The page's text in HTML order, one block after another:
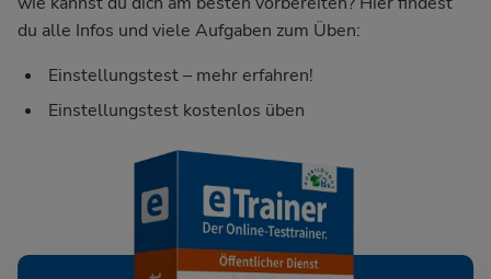
du alle Infos und viele Aufgaben zum Üben:
Einstellungstest – mehr erfahren!
Einstellungstest kostenlos üben